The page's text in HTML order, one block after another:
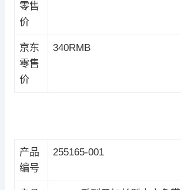
零售
价
京东
零售
价
340RMB
产品
编号
255165-001